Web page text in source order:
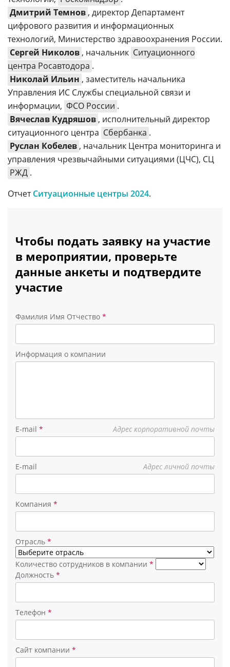
Дмитрий Темнов , директор Департамент
цифрового развития и информационных
технологий, Министерство здравоохранения России.
Сергей Николов , начальник Ситуационного
центра Росавтодора .
Николай Ильин , заместитель начальника
Управления ИС Службы специальной связи и
информации, ФСО России .
Вячеслав Кудряшов , исполнительный директор
ситуационного центра Сбербанка .
Руслан Кобелев , начальник Центра мониторинга и
управления чрезвычайными ситуациями (ЦЧС), СЦ
РЖД .
ОтчетСитуационные центры 2024.